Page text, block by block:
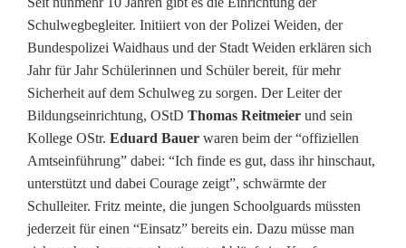
c
h
a
f
t
s
s
Schulwegbegleiter. Initiiert von der Polizei Weiden, der
Bundespolizei Waidhaus und der Stadt Weiden erklären sich
Jahr für Jahr Schülerinnen und Schüler bereit, für mehr
Sicherheit auf dem Schulweg zu sorgen. Der Leiter der
Bildungseinrichtung, OStD Thomas Reitmeier und sein
Kollege OStr. Eduard Bauer waren beim der “offiziellen
Amtseinführung” dabei: “Ich finde es gut, dass ihr hinschaut,
unterstützt und dabei Courage zeigt”, schwärmte der
Schulleiter. Fritz meinte, die jungen Schoolguards müssten
jederzeit für einen “Einsatz” bereits ein. Dazu müsse man